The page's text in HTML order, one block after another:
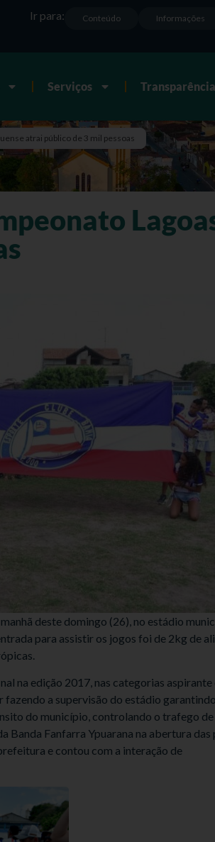
Informações
Conteúdo
Ir para:
Serviços Transparência
atrai público de 3 mil pessoas
deste domingo (26), no estádio
para assistir os jogos foi de 2kg de
na edição 2017, nas categorias aspirante
a supervisão do estádio
do município, controlando o trafego
Banda Fanfarra Ypuarana na abertura das
e contou com a interação de